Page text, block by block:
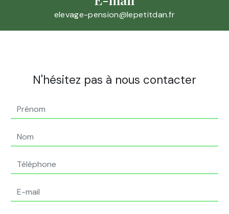
elevage-pension@lepetitdan.fr
N'hésitez pas à nous contacter